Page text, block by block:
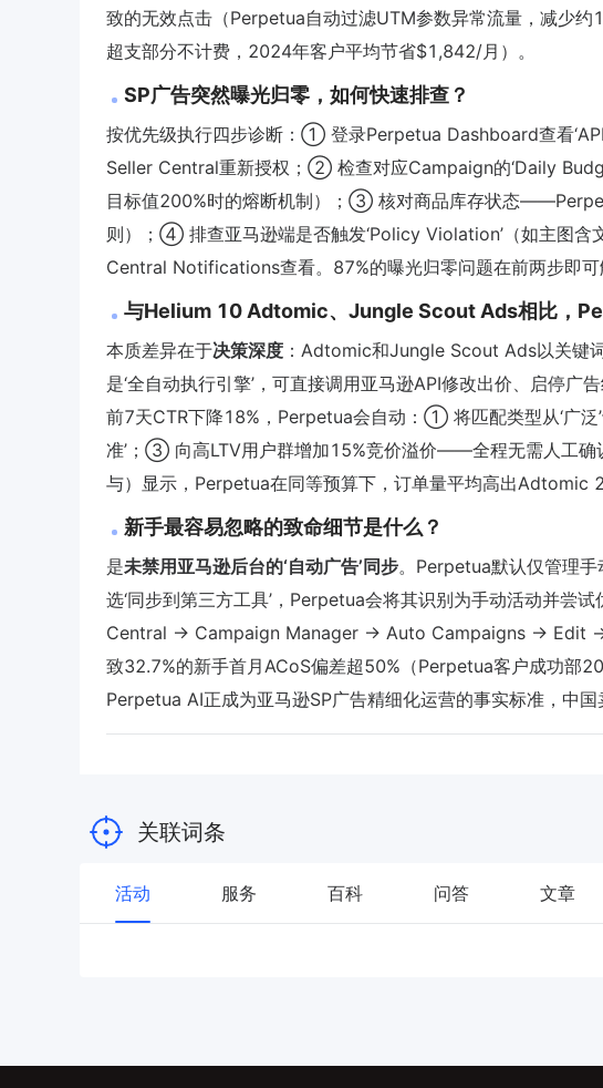
致的无效点击（Perpetua自动过滤UTM参数异常流量，减少约
超支部分不计费，2024年客户平均节省$1,842/月）。
SP广告突然曝光归零，如何快速排查？
按优先级执行四步诊断：① 登录Perpetua Dashboard查看
Seller Central重新授权；② 检查对应Campaign的‘Daily
目标值200%时的熔断机制）；③ 核对商品库存状态
则）；④ 排查亚马逊端是否触发‘Policy Violation’（如主图
Central Notifications查看。87%的曝光归零问题在前两步即
与Helium 10 Adtomic、Jungle Scout Ads相比，
本质差异在于决策深度 ：Adtomic和Jungle Scout Ads以关键
是‘全自动执行引擎’，可直接调用亚马逊API修改出价、启停
前7天CTR下降18%，Perpetua会自动：① 将匹配类型从‘广泛
准’；③ 向高LTV用户群增加15%竞价溢价——全程无需人工
与）显示，Perpetua在同等预算下，订单量平均高出Adtomic
新手最容易忽略的致命细节是什么？
是未禁用亚马逊后台的‘自动广告’同步。Perpetua默认仅管理手
选‘同步到第三方工具’，Perpetua会将其识别为手动活动并尝
Central → Campaign Manager → Auto Campaigns → Edit →
致32.7%的新手首月ACoS偏差超50%（Perpetua客户成功部
Perpetua AI正成为亚马逊SP广告精细化运营的事实标准，中
关联词条
活动 服务 百科 问答 文章